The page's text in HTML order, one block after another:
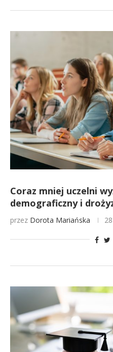
Coraz mniej uczelni
demograficzny i
przez Dorota Mariańska